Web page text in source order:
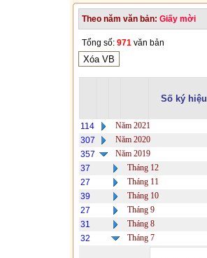
Theo năm văn bản: Giấy mời
Tổng số: 971 văn bản
Số ký hiệu
114
Năm 2021
307
Năm 2020
357
Năm 2019
37
Tháng 12
27
Tháng 11
39
Tháng 10
27
Tháng 9
31
Tháng 8
32
Tháng 7